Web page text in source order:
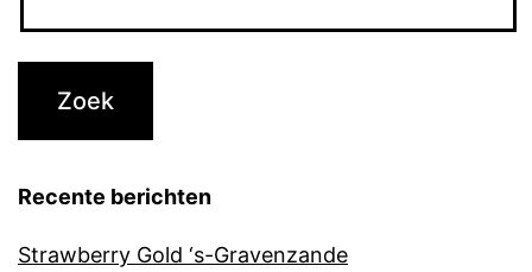
Recente berichten
Strawberry Gold ‘s-Gravenzande